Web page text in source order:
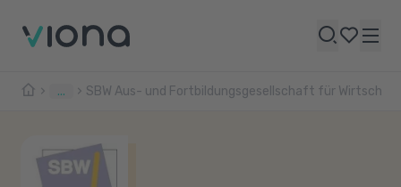
... SBW Aus- und Fortbildungsgesellschaft für